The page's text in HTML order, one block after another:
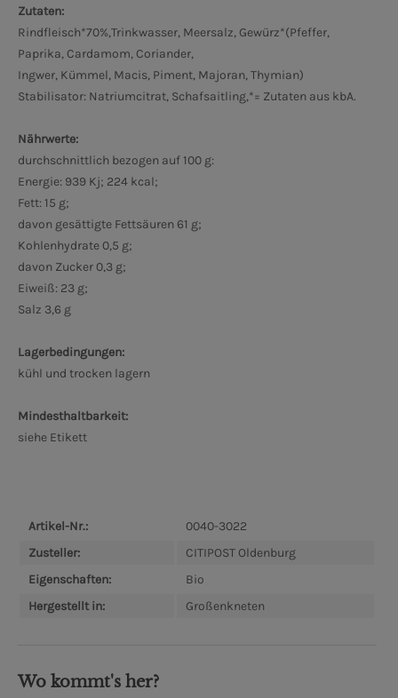
Zutaten:
Rindfleisch*70%,Trinkwasser, Meersalz, Gewürz*(Pfeffer,
Paprika, Cardamom, Coriander,
Ingwer, Kümmel, Macis, Piment, Majoran, Thymian)
Stabilisator: Natriumcitrat, Schafsaitling,*= Zutaten aus kbA.
Nährwerte:
durchschnittlich bezogen auf 100 g:
Energie: 939 Kj; 224 kcal;
Fett: 15 g;
davon gesättigte Fettsäuren 61 g;
Kohlenhydrate 0,5 g;
davon Zucker 0,3 g;
Eiweiß: 23 g;
Salz 3,6 g
Lagerbedingungen:
kühl und trocken lagern
Mindesthaltbarkeit:
siehe Etikett
Artikel-Nr.:
0040-3022
Zusteller:
CITIPOST Oldenburg
Eigenschaften:
Bio
Hergestellt in:
Großenkneten
Wo kommt's her?